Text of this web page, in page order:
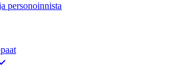
personoinnista